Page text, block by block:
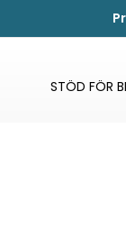
STÖD FÖR